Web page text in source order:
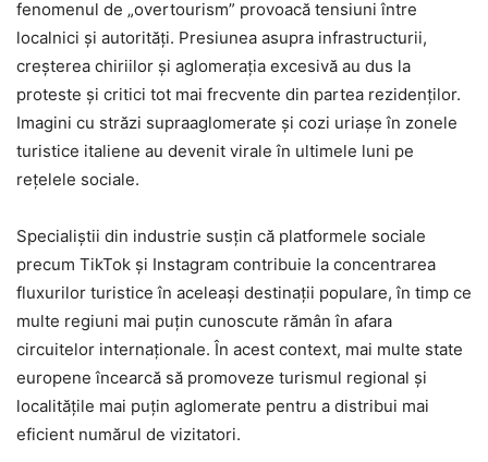
fenomenul de „overtourism” provoacă tensiuni între
localnici și autorități. Presiunea asupra infrastructurii,
creșterea chiriilor și aglomerația excesivă au dus la
proteste și critici tot mai frecvente din partea rezidenților.
Imagini cu străzi supraaglomerate și cozi uriașe în zonele
turistice italiene au devenit virale în ultimele luni pe
rețelele sociale.
Specialiștii din industrie susțin că platformele sociale
precum TikTok și Instagram contribuie la concentrarea
fluxurilor turistice în aceleași destinații populare, în timp ce
multe regiuni mai puțin cunoscute rămân în afara
circuitelor internaționale. În acest context, mai multe state
europene încearcă să promoveze turismul regional și
localitățile mai puțin aglomerate pentru a distribui mai
eficient numărul de vizitatori.